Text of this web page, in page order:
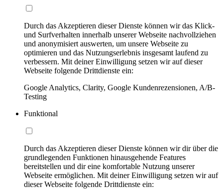
Durch das Akzeptieren dieser Dienste können wir das Klick-
und Surfverhalten innerhalb unserer Webseite nachvollziehen
und anonymisiert auswerten, um unsere Webseite zu
optimieren und das Nutzungserlebnis insgesamt laufend zu
verbessern. Mit deiner Einwilligung setzen wir auf dieser
Webseite folgende Drittdienste ein:
Google Analytics, Clarity, Google Kundenrezensionen, A/B-
Testing
Funktional
Durch das Akzeptieren dieser Dienste können wir dir über die
grundlegenden Funktionen hinausgehende Features
bereitstellen und dir eine komfortable Nutzung unserer
Webseite ermöglichen. Mit deiner Einwilligung setzen wir auf
dieser Webseite folgende Drittdienste ein: